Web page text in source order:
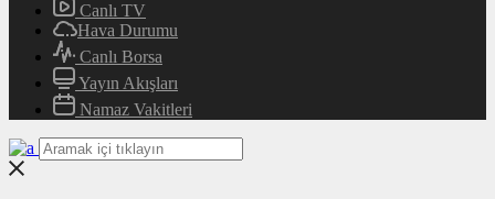
Canlı TV
Hava Durumu
Canlı Borsa
Yayın Akışları
Namaz Vakitleri